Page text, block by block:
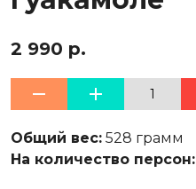
2 990 р.
1
Общий вес: 528 грамм
На количество персон: